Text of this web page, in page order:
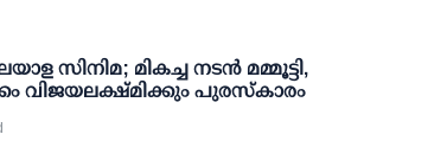
സിനിമ; മികച്ച നടൻ മമ്മൂട്ടി,
വിജയലക്ഷ്മിക്കും പുരസ്‌കാരം